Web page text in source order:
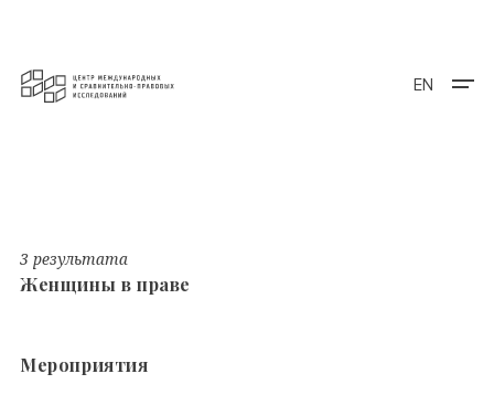
EN
3 результата
Женщины в праве
Мероприятия